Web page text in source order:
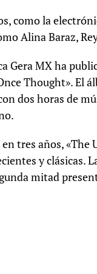
como la
Alina Baraz,
Gera MX ha
Thought». El
dos horas de
tres años, «The
y clásicas.
mitad